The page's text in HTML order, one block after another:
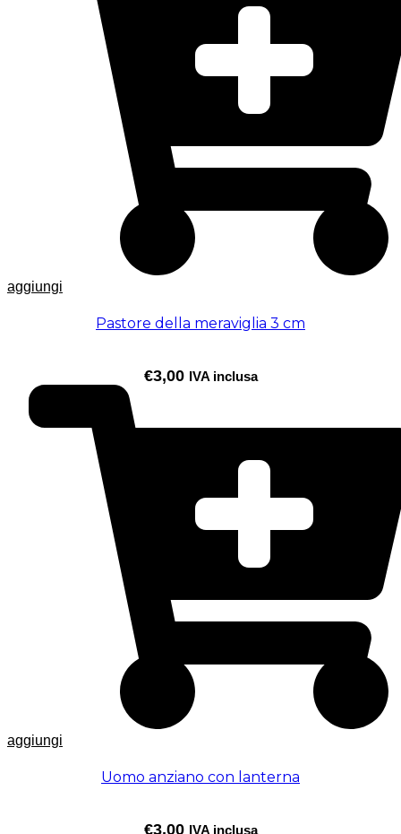
aggiungi
Pastore della meraviglia 3 cm
€3,00 IVA inclusa
aggiungi
Uomo anziano con lanterna
€3,00 IVA inclusa